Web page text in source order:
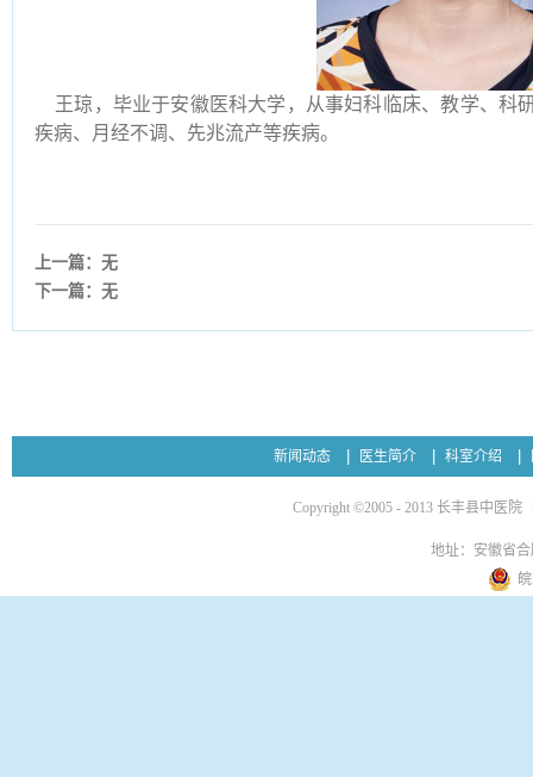
王琼，毕业于安徽医科大学，从事妇科临床、教学、科
疾病、月经不调、先兆流产等疾病。
上一篇：无
下一篇：无
新闻动态 医生简介 科室介绍
Copyright ©2005 - 2013 长丰县中医院
地址：安徽省